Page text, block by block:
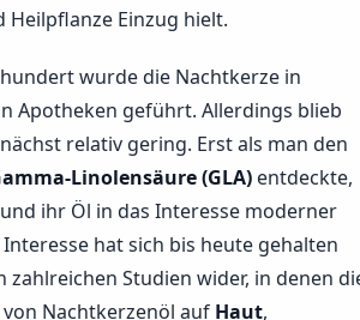
Heilpflanze Einzug hielt.
wurde die Nachtkerze in
Apotheken geführt. Allerdings blieb
relativ gering. Erst als man den
Linolensäure (GLA) entdeckte,
ihr Öl in das Interesse moderner
hat sich bis heute gehalten
zahlreichen Studien wider, in denen
Nachtkerzenöl auf Haut,